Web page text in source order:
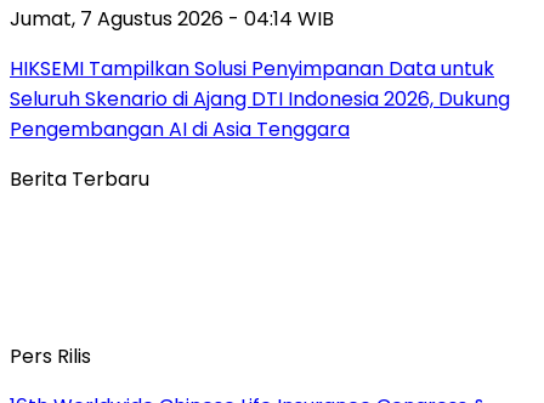
Jumat, 7 Agustus 2026 - 04:14 WIB
HIKSEMI Tampilkan Solusi Penyimpanan Data untuk
Seluruh Skenario di Ajang DTI Indonesia 2026, Dukung
Pengembangan AI di Asia Tenggara
Berita Terbaru
Pers Rilis